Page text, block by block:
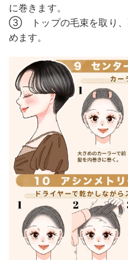
に巻きます。
③ トップの毛束を取り、
めます。